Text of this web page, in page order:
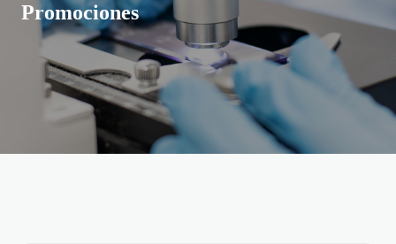
Promociones